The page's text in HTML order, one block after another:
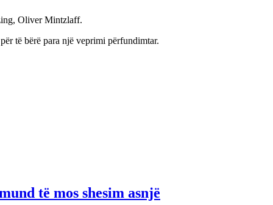
Oliver Mintzlaff.
të bërë para një veprimi përfundimtar.
të mos shesim asnjë